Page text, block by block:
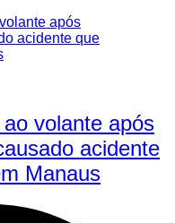
volante após
acidente
Manaus